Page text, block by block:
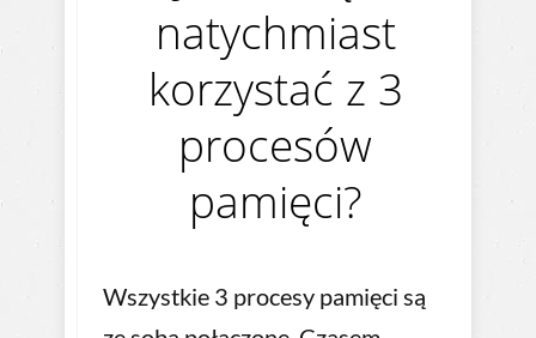
natychmiast
korzystać z 3
procesów
pamięci?
Wszystkie 3 procesy pamięci są